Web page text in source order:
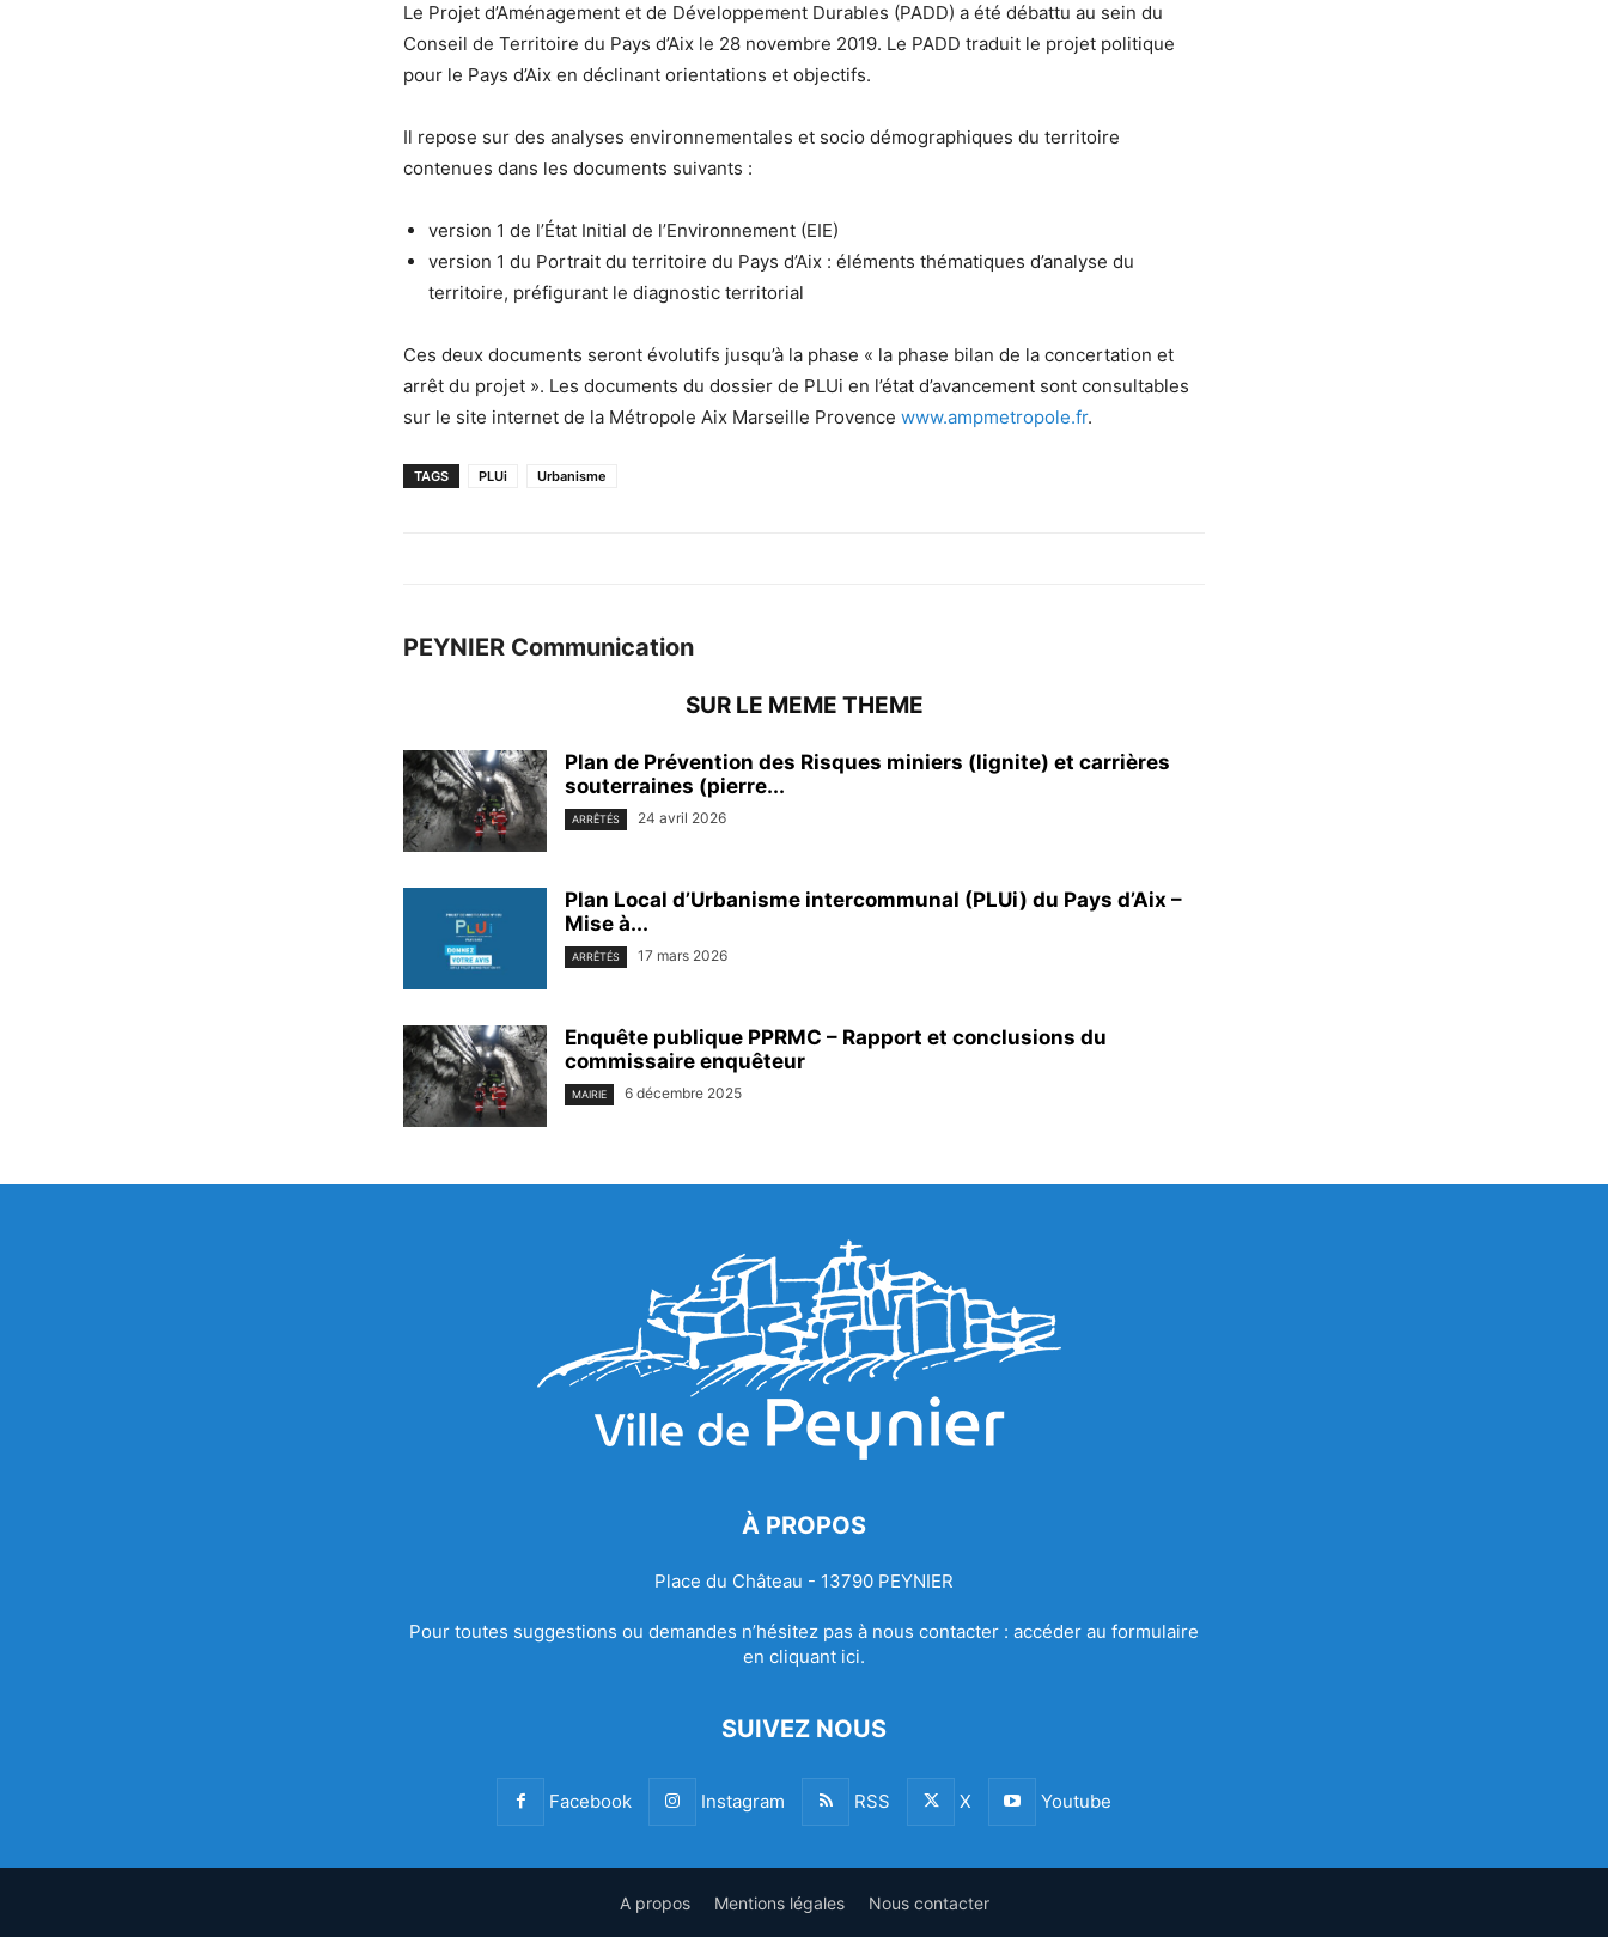
Le Projet d’Aménagement et de Développement Durables (PADD) a été débattu au sein du
Conseil de Territoire du Pays d’Aix le 28 novembre 2019. Le PADD traduit le projet politique
pour le Pays d’Aix en déclinant orientations et objectifs.
Il repose sur des analyses environnementales et socio démographiques du territoire
contenues dans les documents suivants :
version 1 de l’État Initial de l’Environnement (EIE)
version 1 du Portrait du territoire du Pays d’Aix : éléments thématiques d’analyse du
territoire, préfigurant le diagnostic territorial
Ces deux documents seront évolutifs jusqu’à la phase « la phase bilan de la concertation et
arrêt du projet ». Les documents du dossier de PLUi en l’état d’avancement sont consultables
sur le site internet de la Métropole Aix Marseille Provence www.ampmetropole.fr.
TAGS PLUi Urbanisme
PEYNIER Communication
SUR LE MEME THEME
Plan de Prévention des Risques miniers (lignite) et carrières
souterraines (pierre...
ARRÊTÉS 24 avril 2026
Plan Local d’Urbanisme intercommunal (PLUi) du Pays d’Aix –
Mise à...
ARRÊTÉS 17 mars 2026
Enquête publique PPRMC – Rapport et conclusions du
commissaire enquêteur
MAIRIE 6 décembre 2025
À PROPOS
Place du Château - 13790 PEYNIER
Pour toutes suggestions ou demandes n’hésitez pas à nous contacter : accéder au formulaire
en cliquant ici.
SUIVEZ NOUS
Facebook Instagram RSS X Youtube
A propos Mentions légales Nous contacter